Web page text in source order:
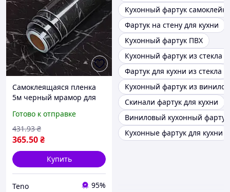
Самоклеящаяся пленка
5м черный мрамор для
Мраморная наклейка на
кухонный фартук
Готово к отправке
365.50₴
431.93 ₴
Купить
Teno 95%
Кухонный фартук самоклейка
Фартук на стену для кухни
Кухонный фартук ПВХ
Кухонный фартук из стекла
Фартук для кухни из стекла
Кухонный фартук из
Скинали фартук для кухни
Виниловый кухонный фартук
Кухонные фартук для кухни